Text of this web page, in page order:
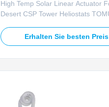
High Temp Solar Linear Actuator
Desert CSP Tower Heliostats
withstands continuous +70℃ high
temperatures for arid desert solar
Erhalten Sie besten Preis